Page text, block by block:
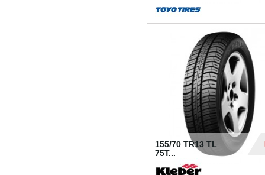
155/70 TR13 TL
75T...